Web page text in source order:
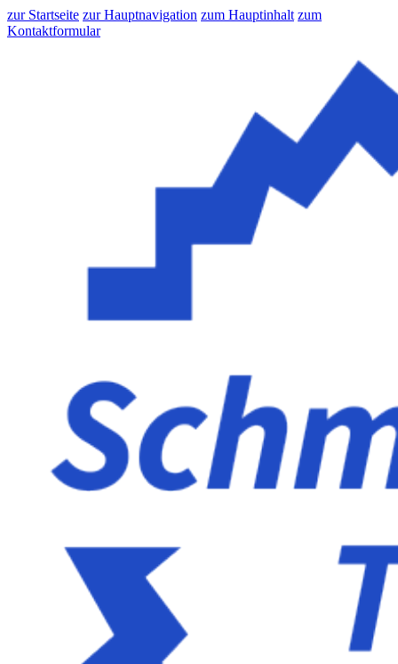
zur Startseite zur Hauptnavigation zum Hauptinhalt zum
Kontaktformular